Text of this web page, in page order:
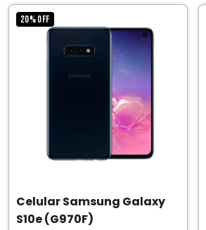
20%OFF
Celular Samsung Galaxy
S10e (G970F)